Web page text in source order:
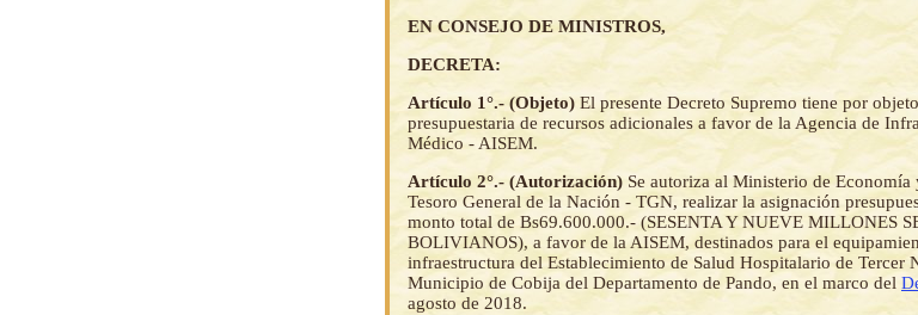
EN CONSEJO DE MINISTROS,
DECRETA:
Artículo 1°.- (Objeto) El presente Decreto Supremo tiene por
presupuestaria de recursos adicionales a favor de la Agencia de
Médico - AISEM.
Artículo 2°.- (Autorización) Se autoriza al Ministerio de Economía
Tesoro General de la Nación - TGN, realizar la asignación
monto total de Bs69.600.000.- (SESENTA Y NUEVE MILLONES
BOLIVIANOS), a favor de la AISEM, destinados para el
infraestructura del Establecimiento de Salud Hospitalario de
Municipio de Cobija del Departamento de Pando, en el marco del
agosto de 2018.